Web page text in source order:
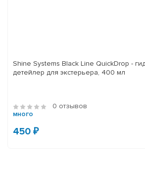
Shine Systems Black Line QuickDrop -
детейлер для экстерьера, 400 мл
0 отзывов
много
450 ₽